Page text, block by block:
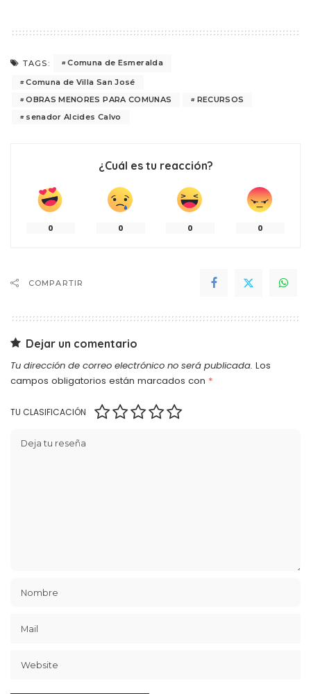
TAGS:
Comuna de Esmeralda
Comuna de Villa San José
OBRAS MENORES PARA COMUNAS
RECURSOS
senador Alcides Calvo
¿Cuál es tu reacción?
0 0 0 0
COMPARTIR
Dejar un comentario
Tu dirección de correo electrónico no será publicada. Los
campos obligatorios están marcados con *
TU CLASIFICACIÓN